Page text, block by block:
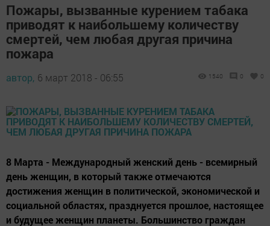
Пожары, вызванные курением табака
приводят к наибольшему количеству
смертей, чем любая другая причина
пожара
автор, 6 март 2018 - 06:55 1540 0 0
8 Марта - Международный женский день - всемирный
день женщин, в который также отмечаются
достижения женщин в политической, экономической и
социальной областях, празднуется прошлое, настоящее
и будущее женщин планеты. Большинство граждан